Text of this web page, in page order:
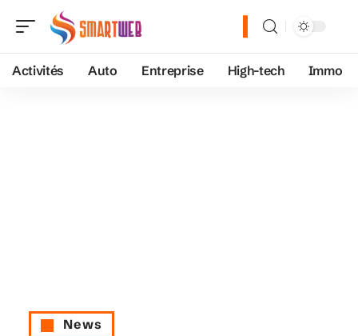
Activités Auto Entreprise High-tech Immo
News